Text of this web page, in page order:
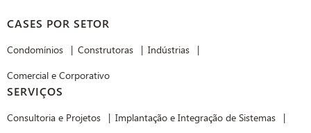
CASES POR SETOR
Condomínios Construtoras Indústrias
Comercial e Corporativo
SERVIÇOS
Consultoria e Projetos Implantação e Integração de Sistemas